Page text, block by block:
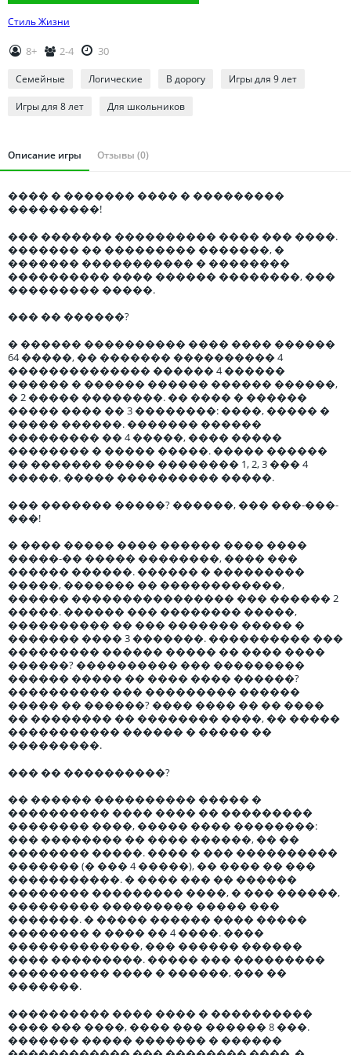
Томская область
Тюменская область
Удмуртия
Ульяновская область
Стиль Жизни
8+ 2-4 30
Семейные Логические В дорогу Игры для 9 лет
Игры для 8 лет Для школьников
Описание игры Отзывы (0)
���� � ������� ���� � ���������
���������!
��� ������� ���������� ���� ��� ����.
������� �� ��������� �������, �
������� ����������� � ��������
���������� ���� ������ ��������, ���
��������� �����.
��� �� ������?
� ������ ���������� ���� ���� ������
64 �����, �� ������� ���������� 4
�������������� ������ 4 ������
������ � ������ ������ ������ ������,
� 2 ����� ��������. �� ���� � ������
����� ���� �� 3 ��������: ����, ����� �
����� ������. ������� ������
��������� �� 4 �����, ���� �����
�������� � ����� �����. ����� ������
�� ������� ����� �������� 1, 2, 3 ��� 4
�����, ����� ���������� �����.
��� ������� �����? ������, ��� ���-���-
���!
� ���� ����� ���� ������ ���� ����
�����-�� ����� ��������, ���� ���
������ ������. ������ � ���������
�����, ������� �� ������������,
������ ���������������� ��� ������ 2
�����. ������ ��� �������� �����,
���������� �� ��� ������� ����� �
������� ���� 3 �������. ���������� ���
��������� ������ ����� �� ���� ����
������? ���������� ��� ���������
������ ����� �� ���� ���� ������?
���������� ��� ��������� ������
����� �� ������? ���� ���� �� �� ����
�� �������� �� �������� ����, �� �����
����������� ������ � ����� ��
���������.
��� �� ����������?
�� ������ ���������� ����� �
���������� ���� ���� �� ���������
�������� ����, ����� ���� ��������:
��� �������� �� ���� ������, �� ��
�������� �����. ���� � ��� ����������
������� (� ��� 4 �����), �� ���� �� ���
�����������. � ���� ��� �� ������
�������� ��������� ����, � ��� ������,
��������� ��������� ����� ���
�������. � ����� ������ ���� �����
�������� � ���� �� 4 ����. ����
�������������, ��� ������ ������
���� ���������. ����� ��� ���������
���������� ���� � ������, ��� ��
�������.
���������� ���� ���� � ����������
���� ��� ����, ���� ��� ������ 8 ���.
������� ����� ������� � ������